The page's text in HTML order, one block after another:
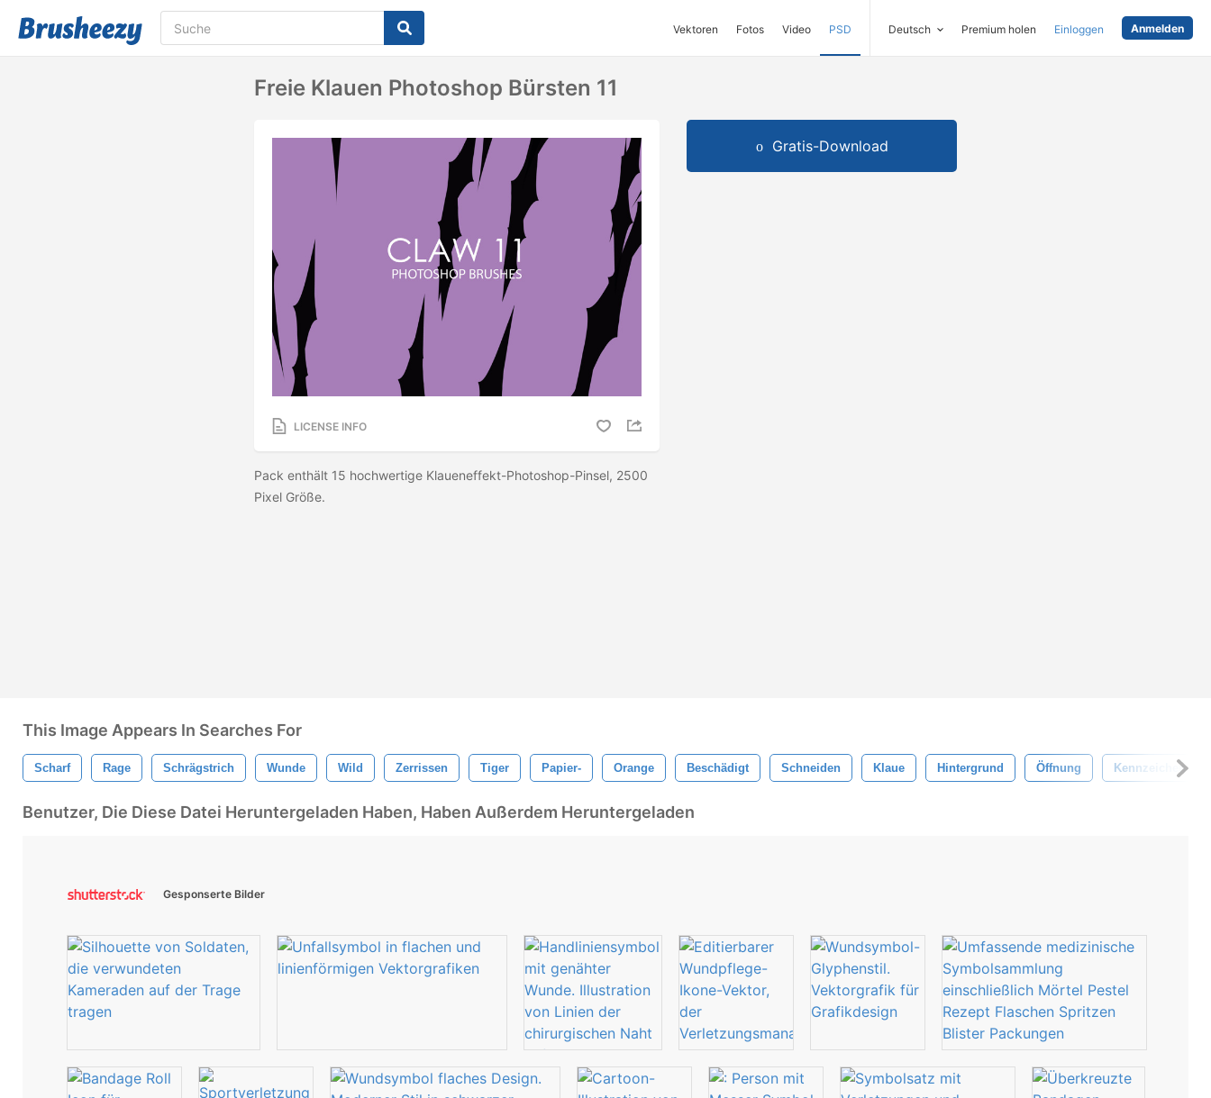
Vektoren Fotos Video PSD Deutsch Premium holen Einloggen Anmelden
Freie Klauen Photoshop Bürsten 11
LICENSE INFO
Pack enthält 15 hochwertige Klaueneffekt-Photoshop-Pinsel, 2500
Pixel Größe.
Gratis-Download
This Image Appears In Searches For
Scharf Rage Schrägstrich Wunde Wild Zerrissen Tiger Papier- Orange Beschädigt Schneiden Klaue Hintergrund Öffnung Kennzeichen
Benutzer, Die Diese Datei Heruntergeladen Haben, Haben Außerdem Heruntergeladen
Gesponserte Bilder